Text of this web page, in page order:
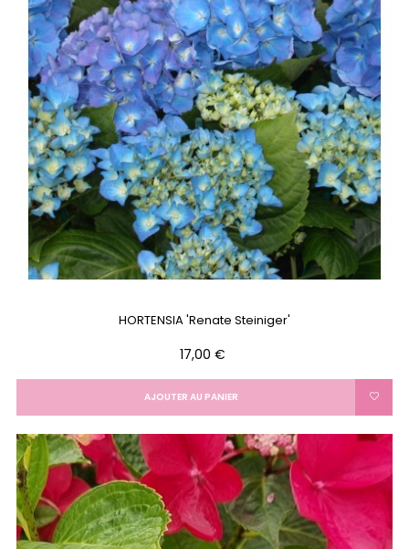
HORTENSIA 'Renate Steiniger'
Prix
17,00 €
AJOUTER AU PANIER